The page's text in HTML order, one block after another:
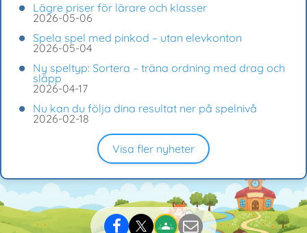
Lägre priser för lärare och klasser
2026-05-06
Spela spel med pinkod – utan elevkonton
2026-05-04
Ny speltyp: Sortera – träna ordning med drag och
släpp
2026-04-17
Nu kan du följa dina resultat ner på spelnivå
2026-02-18
Visa fler nyheter